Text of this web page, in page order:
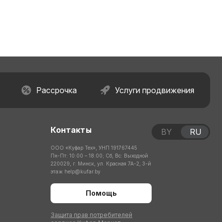
Рассрочка Услуги продвижения
Контакты
ООО «Куфар Тех», УНП 191767445
Пн-Пт: 10:00 – 18:00; Сб, Вс: Выходной
220029, г. Минск, ул. Красная 7А-2, 3-й
этаж help@kufar.by
Помощь
Защита прав потребителей
BY RU